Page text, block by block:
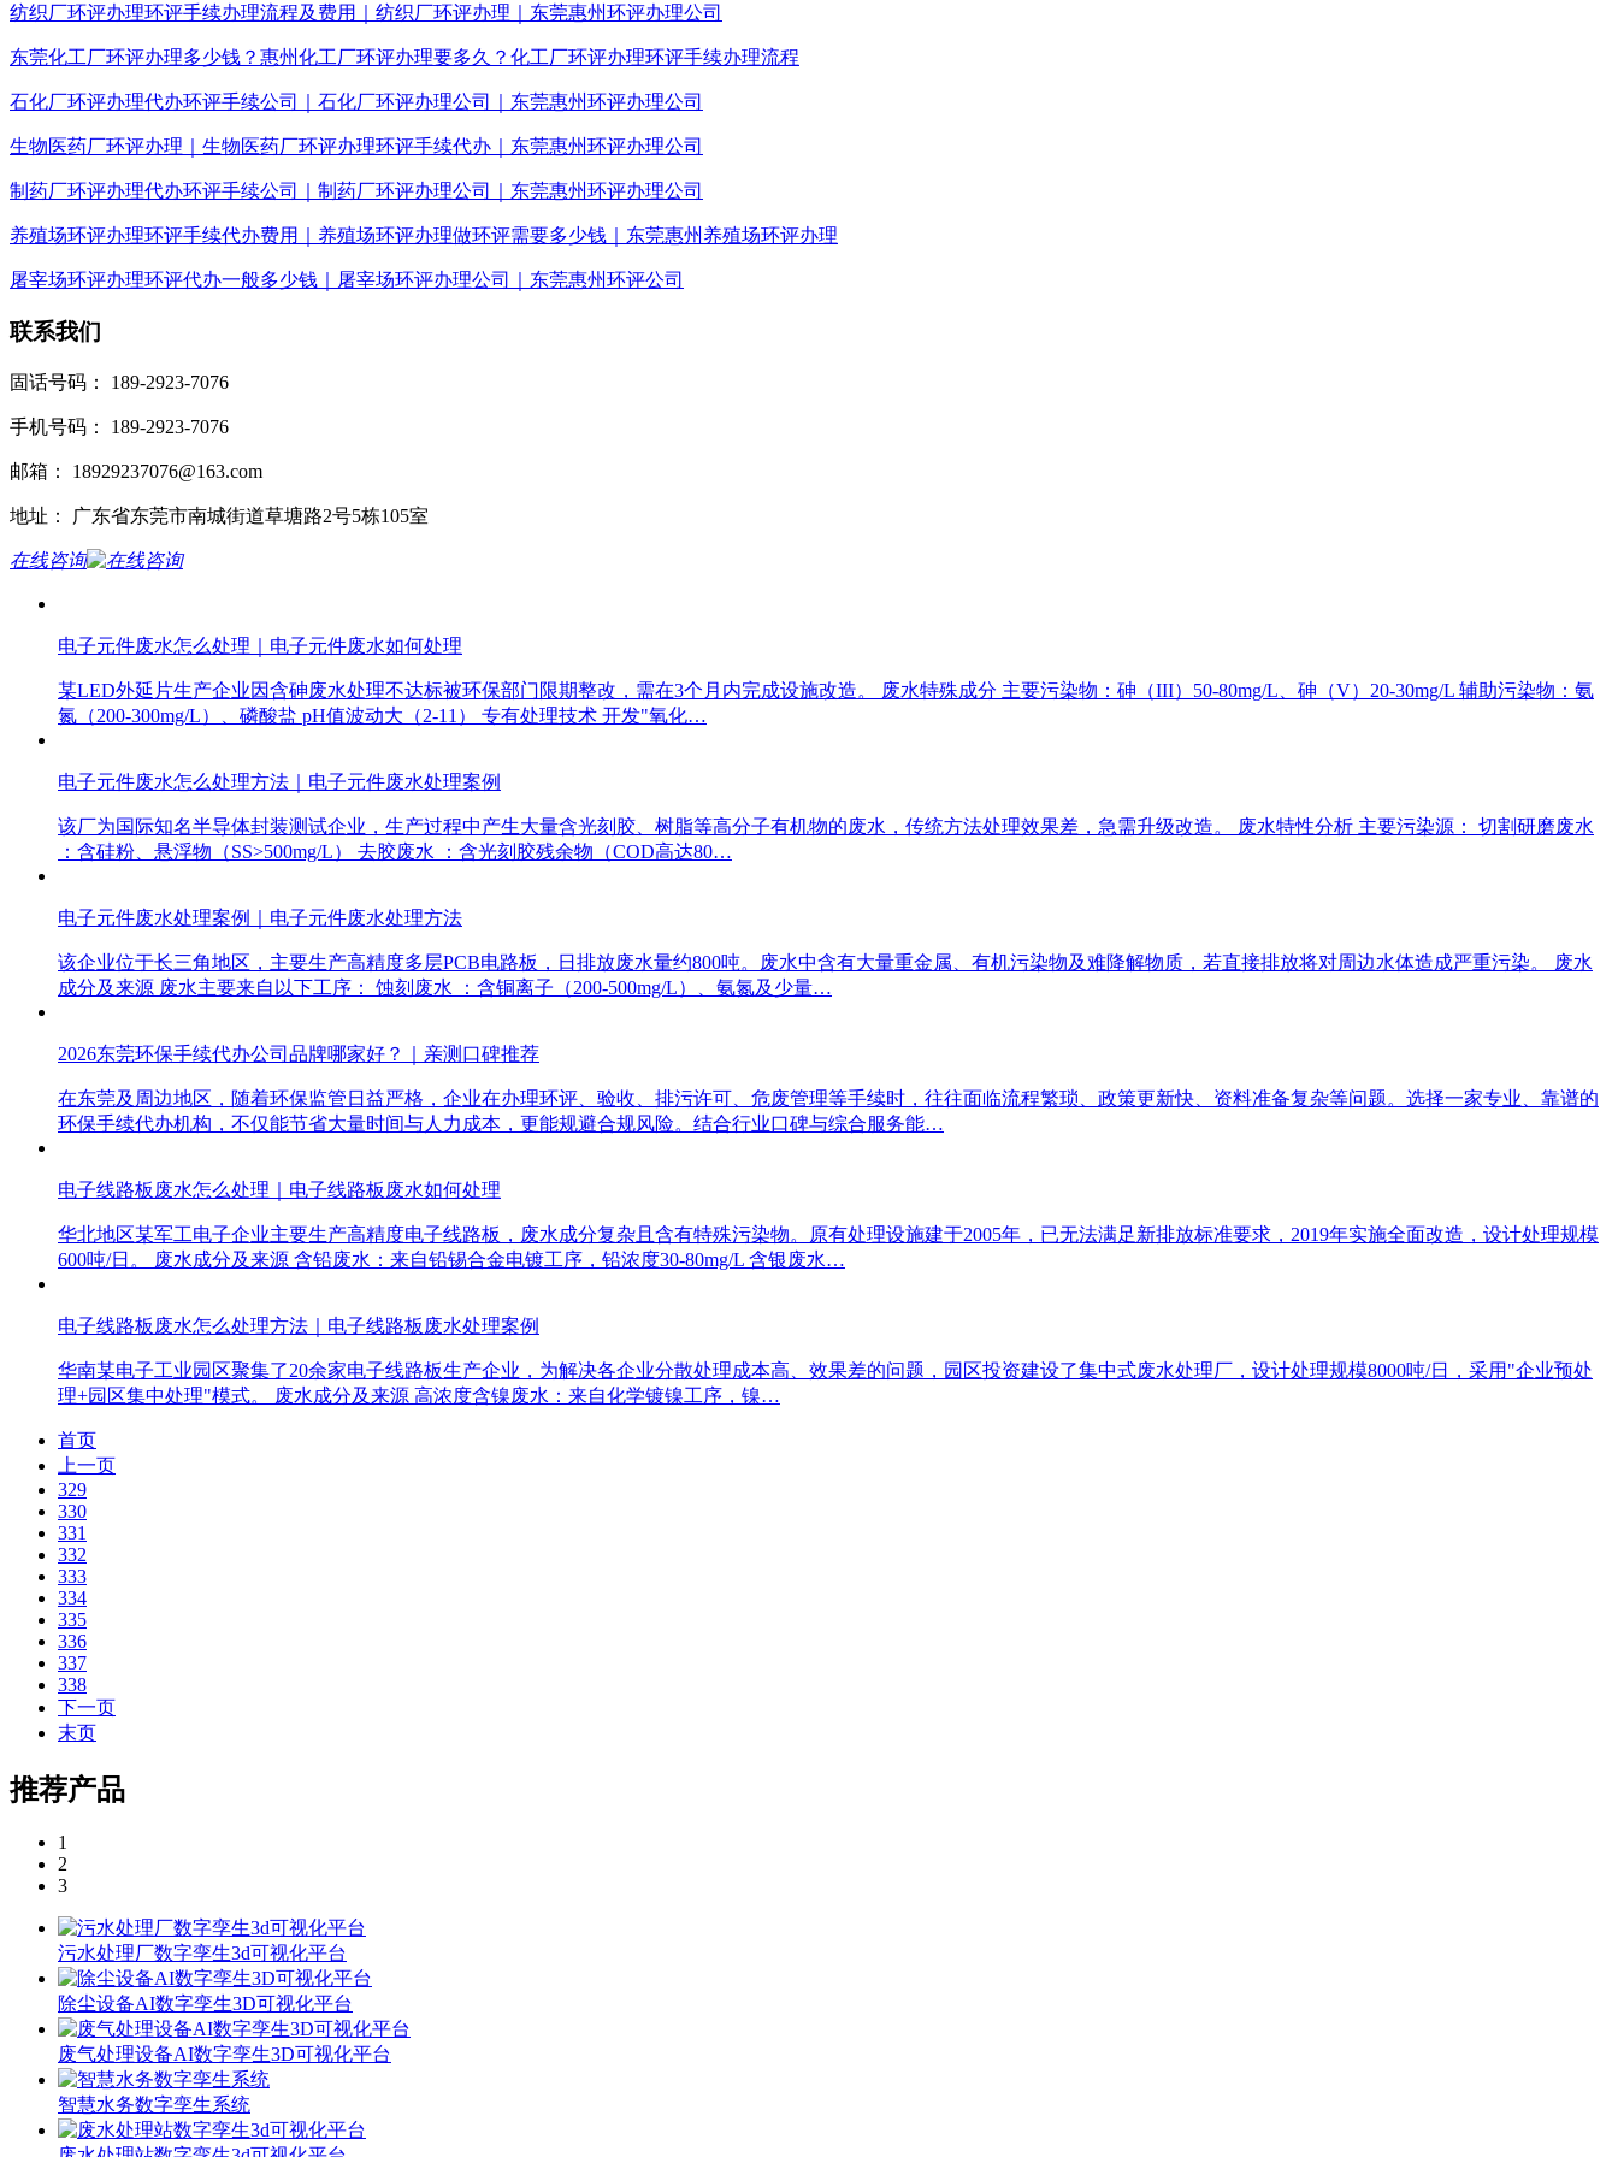
纺织厂环评办理环评手续办理流程及费用｜纺织厂环评办理｜东莞惠州环评办理公司
东莞化工厂环评办理多少钱？惠州化工厂环评办理要多久？化工厂环评办理环评手续办理流程
石化厂环评办理代办环评手续公司｜石化厂环评办理公司｜东莞惠州环评办理公司
生物医药厂环评办理｜生物医药厂环评办理环评手续代办｜东莞惠州环评办理公司
制药厂环评办理代办环评手续公司｜制药厂环评办理公司｜东莞惠州环评办理公司
养殖场环评办理环评手续代办费用｜养殖场环评办理做环评需要多少钱｜东莞惠州养殖场环评办理
屠宰场环评办理环评代办一般多少钱｜屠宰场环评办理公司｜东莞惠州环评公司
联系我们
固话号码： 189-2923-7076
手机号码： 189-2923-7076
邮箱： 18929237076@163.com
地址： 广东省东莞市南城街道草塘路2号5栋105室
在线咨询
电子元件废水怎么处理｜电子元件废水如何处理
某LED外延片生产企业因含砷废水处理不达标被环保部门限期整改，需在3个月内完成设施改造。 废水特殊成分 主要污染物：砷（III）50-80mg/L、砷（V）20-30mg/L 辅助污染物：氨
氮（200-300mg/L）、磷酸盐 pH值波动大（2-11） 专有处理技术 开发"氧化…
电子元件废水怎么处理方法｜电子元件废水处理案例
该厂为国际知名半导体封装测试企业，生产过程中产生大量含光刻胶、树脂等高分子有机物的废水，传统方法处理效果差，急需升级改造。 废水特性分析 主要污染源： 切割研磨废水
：含硅粉、悬浮物（SS>500mg/L） 去胶废水 ：含光刻胶残余物（COD高达80…
电子元件废水处理案例｜电子元件废水处理方法
该企业位于长三角地区，主要生产高精度多层PCB电路板，日排放废水量约800吨。废水中含有大量重金属、有机污染物及难降解物质，若直接排放将对周边水体造成严重污染。 废水
成分及来源 废水主要来自以下工序： 蚀刻废水 ：含铜离子（200-500mg/L）、氨氮及少量…
2026东莞环保手续代办公司品牌哪家好？｜亲测口碑推荐
在东莞及周边地区，随着环保监管日益严格，企业在办理环评、验收、排污许可、危废管理等手续时，往往面临流程繁琐、政策更新快、资料准备复杂等问题。选择一家专业、靠谱的
环保手续代办机构，不仅能节省大量时间与人力成本，更能规避合规风险。结合行业口碑与综合服务能…
电子线路板废水怎么处理｜电子线路板废水如何处理
华北地区某军工电子企业主要生产高精度电子线路板，废水成分复杂且含有特殊污染物。原有处理设施建于2005年，已无法满足新排放标准要求，2019年实施全面改造，设计处理规模
600吨/日。 废水成分及来源 含铅废水：来自铅锡合金电镀工序，铅浓度30-80mg/L 含银废水…
电子线路板废水怎么处理方法｜电子线路板废水处理案例
华南某电子工业园区聚集了20余家电子线路板生产企业，为解决各企业分散处理成本高、效果差的问题，园区投资建设了集中式废水处理厂，设计处理规模8000吨/日，采用"企业预处
理+园区集中处理"模式。 废水成分及来源 高浓度含镍废水：来自化学镀镍工序，镍…
首页
上一页
329
330
331
332
333
334
335
336
337
338
下一页
末页
推荐产品
1
2
3
污水处理厂数字孪生3d可视化平台
除尘设备AI数字孪生3D可视化平台
废气处理设备AI数字孪生3D可视化平台
智慧水务数字孪生系统